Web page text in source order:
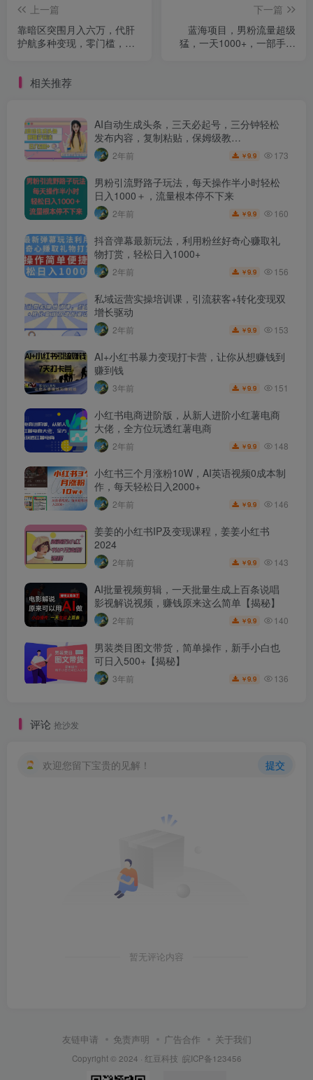
上一篇
靠暗区突围月入六万，代肝
护航多种变现，零门槛，保
下一篇
蓝海项目，男粉流量超级
猛，一天1000+，一部手机
相关推荐
AI自动生成头条，三天必起号，三分钟轻松
发布内容，复制粘贴，保姆级教…
2年前 ￥9.9 173
男粉引流野路子玩法，每天操作半小时轻松
日入1000＋，流量根本停不下来
2年前 ￥9.9 160
抖音弹幕最新玩法，利用粉丝好奇心赚取礼
物打赏，轻松日入1000+
2年前 ￥9.9 156
私域运营实操培训课，引流获客+转化变现双
增长驱动
2年前 ￥9.9 153
AI+小红书暴力变现打卡营，让你从想赚钱到
赚到钱
3年前 ￥9.9 151
小红书电商进阶版，从新人进阶小红薯电商
大佬，全方位玩透红薯电商
2年前 ￥9.9 148
小红书三个月涨粉10W，AI英语视频0成本制
作，每天轻松日入2000+
2年前 ￥9.9 146
姜姜的小红书IP及变现课程，姜姜小红书
2024
2年前 ￥9.9 143
AI批量视频剪辑，一天批量生成上百条说唱
影视解说视频，赚钱原来这么简单【揭秘】
2年前 ￥9.9 140
男装类目图文带货，简单操作，新手小白也
可日入500+【揭秘】
3年前 ￥9.9 136
评论 抢沙发
欢迎您留下宝贵的见解！ 提交
暂无评论内容
友链申请 免责声明 广告合作 关于我们
Copyright © 2024 · 红豆科技 皖ICP备123456